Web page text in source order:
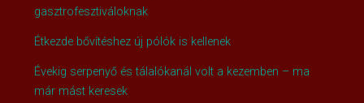
gasztrofesztiváloknak
Étkezde bővítéshez új pólók is kellenek
Évekig serpenyő és tálalókanál volt a kezemben – ma
már mást keresek